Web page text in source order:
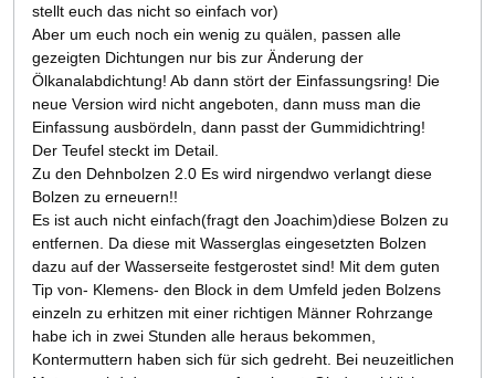
stellt euch das nicht so einfach vor)
Aber um euch noch ein wenig zu quälen, passen alle
gezeigten Dichtungen nur bis zur Änderung der
Ölkanalabdichtung! Ab dann stört der Einfassungsring! Die
neue Version wird nicht angeboten, dann muss man die
Einfassung ausbördeln, dann passt der Gummidichtring!
Der Teufel steckt im Detail.
Zu den Dehnbolzen 2.0 Es wird nirgendwo verlangt diese
Bolzen zu erneuern!!
Es ist auch nicht einfach(fragt den Joachim)diese Bolzen zu
entfernen. Da diese mit Wasserglas eingesetzten Bolzen
dazu auf der Wasserseite festgerostet sind! Mit dem guten
Tip von- Klemens- den Block in dem Umfeld jeden Bolzens
einzeln zu erhitzen mit einer richtigen Männer Rohrzange
habe ich in zwei Stunden alle heraus bekommen,
Kontermuttern haben sich für sich gedreht. Bei neuzeitlichen